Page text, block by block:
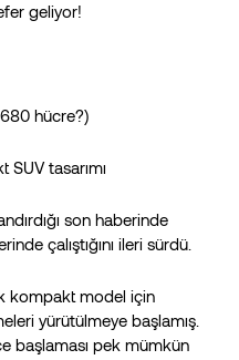
geliyor!
hücre?)
tasarımı
son haberinde
çalıştığını ileri sürdü.
kompakt model için
yürütülmeye başlamış.
başlaması pek mümkün